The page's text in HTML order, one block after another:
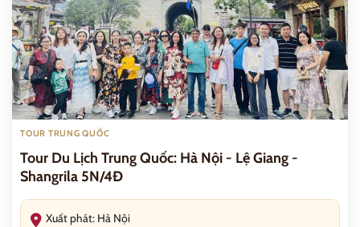
TOUR TRUNG QUỐC
Tour Du Lịch Trung Quốc: Hà Nội - Lệ Giang -
Shangrila 5N/4Đ
Xuất phát: Hà Nội